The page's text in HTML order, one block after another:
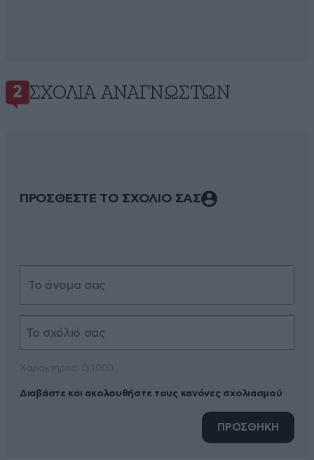
2 ΣΧΌΛΙΑ ΑΝΑΓΝΩΣΤΏΝ
ΠΡΟΣΘΕΣΤΕ ΤΟ ΣΧΟΛΙΟ ΣΑΣ
Διαβάστε και ακολουθήστε τους κανόνες σχολιασμού
ΠΡΟΣΘΗΚΗ